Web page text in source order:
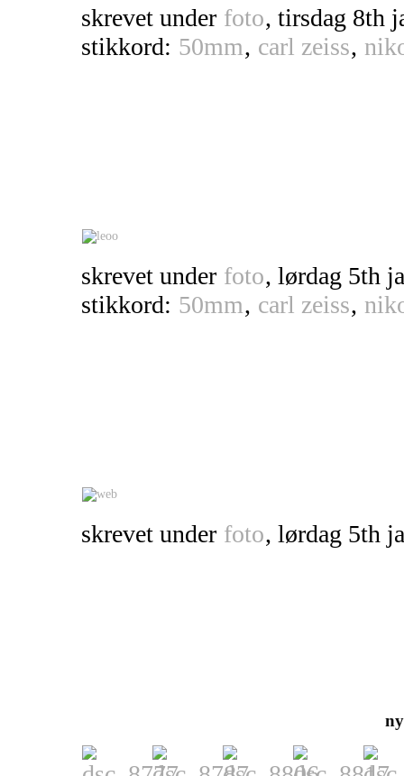
skrevet under foto, tirsdag 8th
stikkord: 50mm, carl zeiss,
skrevet under foto, lørdag 5th
stikkord: 50mm, carl zeiss,
skrevet under foto, lørdag 5th